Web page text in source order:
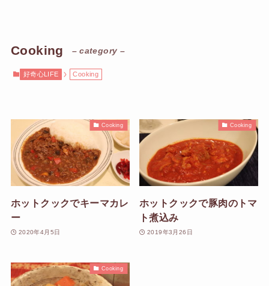
Cooking – category –
好奇心LIFE Cooking
Cooking
ホットクックでキーマカレ
ー
2020年4月5日
Cooking
ホットクックで豚肉のトマ
ト煮込み
2019年3月26日
Cooking